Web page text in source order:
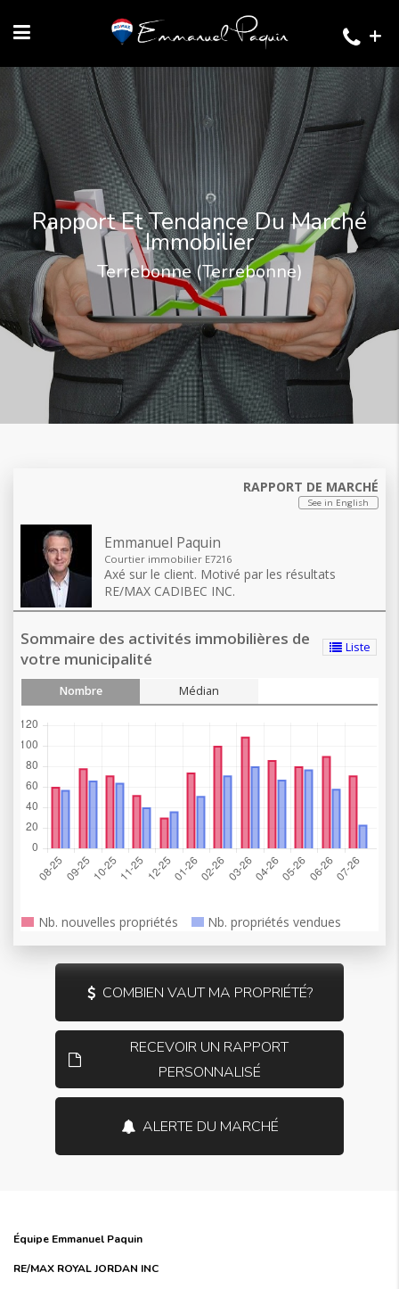
+
Rapport Et Tendance Du Marché
Immobilier
Terrebonne (Terrebonne)
COMBIEN VAUT MA PROPRIÉTÉ?
RECEVOIR UN RAPPORT
PERSONNALISÉ
ALERTE DU MARCHÉ
Équipe Emmanuel Paquin
RE/MAX ROYAL JORDAN INC